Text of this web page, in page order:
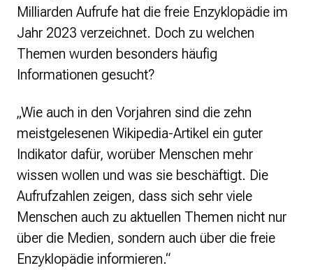
Politische Positionen
Digitale Bildung
Open Data in Politik und Verwaltung
Offene digitale Infrastrukturen
Offenes Kulturerbe
Projekte
Featured
Wikipedia
Wikidata
Wikimedia Commons
Initiativen für Freies Wissen
Bündnis Freie Bildung
Milliarden Aufrufe hat die freie Enzyklopädie im
Jahr 2023 verzeichnet. Doch zu welchen
Themen wurden besonders häufig
Informationen gesucht?
„Wie auch in den Vorjahren sind die zehn
meistgelesenen Wikipedia-Artikel ein guter
Indikator dafür, worüber Menschen mehr
wissen wollen und was sie beschäftigt. Die
Aufrufzahlen zeigen, dass sich sehr viele
Menschen auch zu aktuellen Themen nicht nur
über die Medien, sondern auch über die freie
Enzyklopädie informieren.“